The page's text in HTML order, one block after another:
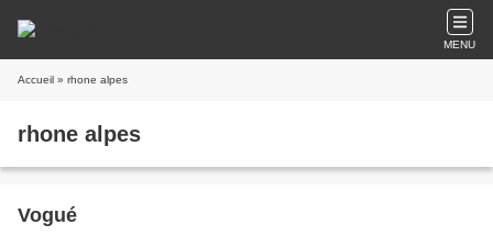
MENU
Accueil » rhone alpes
rhone alpes
Vogué